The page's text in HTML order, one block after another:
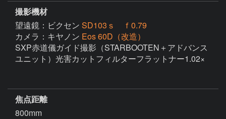
撮影機材
望遠鏡：ビクセン SD103ｓ ｆ0.79
カメラ：キヤノン Eos 60D（改造）
SXP赤道儀ガイド撮影（STARBOOTEN＋アドバンス
ユニット）光害カットフィルターフラットナー1.02×
焦点距離
800mm